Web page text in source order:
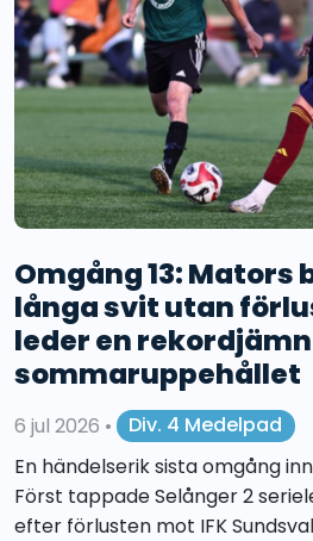
Omgång 13: Mators
långa svit utan
leder en
sommaruppehållet
6 jul 2026 •
Div. 4 Medelpad
En händelserik sista omgång
Först tappade Selånger 2
efter förlusten mot IFK